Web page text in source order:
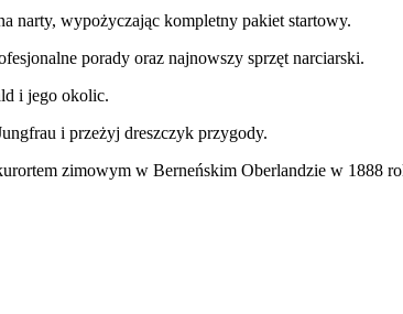
narty, wypożyczając kompletny pakiet startowy.
porady oraz najnowszy sprzęt narciarski.
i jego okolic.
i przeżyj dreszczyk przygody.
zimowym w Berneńskim Oberlandzie w 1888